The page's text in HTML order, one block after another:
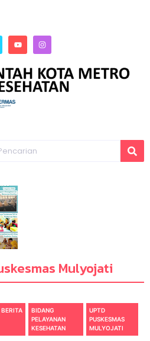
Mulyojati
BERITA
BIDANG
PELAYANAN
KESEHATAN
UPTD
PUSKESMAS
MULYOJATI